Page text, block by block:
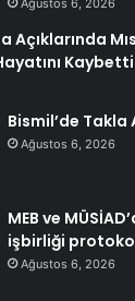
Ağustos 6, 2026
Açıklarında
Kaybetti
Bismil’de
Ağustos 6, 2026
MEB ve
işbirliği
Ağustos 6, 2026